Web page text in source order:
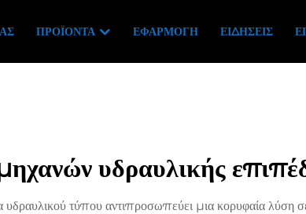
ΠΡΟΪΌΝΤΑ ΕΦΑΡΜΟΓΉ ΕΙΔΉΣΕΙΣ
υδραυλικής
τύπου αντιπροσωπεύει μια κορυφαία λύση